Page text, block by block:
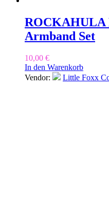
ROCKAHULA
Armband Set
10,00 €
In den Warenkorb
Vendor:
Little Foxx